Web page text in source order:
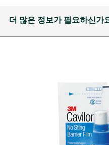
더 많은 정보가 필요하신가